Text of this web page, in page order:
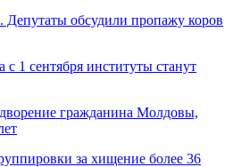
Депутаты обсудили пропажу коров
1 сентября институты станут
гражданина Молдовы,
за хищение более 36